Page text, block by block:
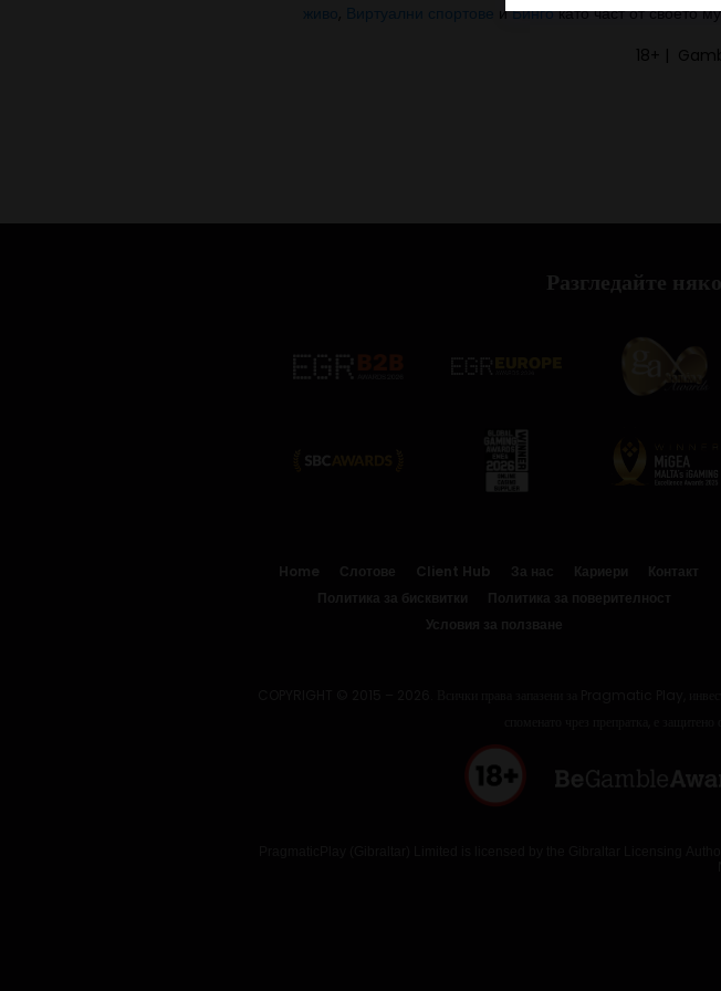
живо, Виртуални спортове иБингокато част от своето
18+ |
Разгледайте
Home Слотове Client Hub За нас Кариери
Контакт
Политика за бисквитки
Политика за поверителност
Условия за ползване